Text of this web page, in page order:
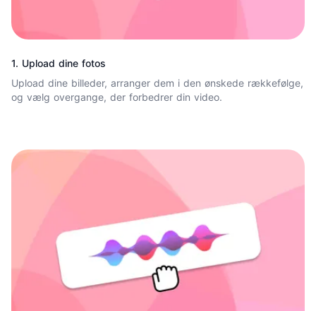
1. Upload dine fotos
Upload dine billeder, arranger dem i den ønskede rækkefølge,
og vælg overgange, der forbedrer din video.